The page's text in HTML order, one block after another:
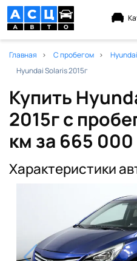
Главная С пробегом Hyundai
Hyundai Solaris 2015г
Купить
2015г с
км за 665
Характеристики